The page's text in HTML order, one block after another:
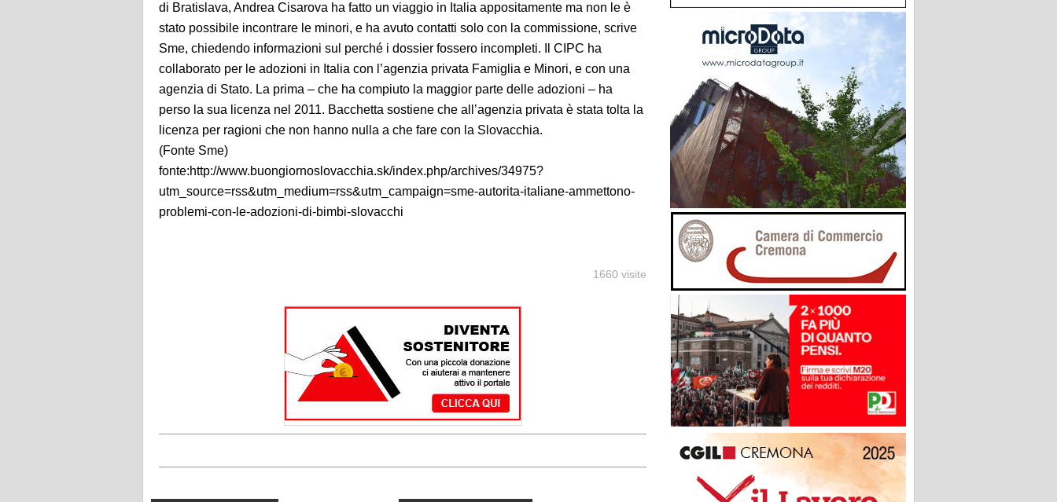
di Bratislava, Andrea Cisarova ha fatto un viaggio in Italia appositamente ma non le è
stato possibile incontrare le minori, e ha avuto contatti solo con la commissione, scrive
Sme, chiedendo informazioni sul perché i dossier fossero incompleti. Il CIPC ha
collaborato per le adozioni in Italia con l’agenzia privata Famiglia e Minori, e con una
agenzia di Stato. La prima – che ha compiuto la maggior parte delle adozioni – ha
perso la sua licenza nel 2011. Bacchetta sostiene che all’agenzia privata è stata tolta la
licenza per ragioni che non hanno nulla a che fare con la Slovacchia.
(Fonte Sme)
fonte:http://www.buongiornoslovacchia.sk/index.php/archives/34975?
utm_source=rss&utm_medium=rss&utm_campaign=sme-autorita-italiane-ammettono-
problemi-con-le-adozioni-di-bimbi-slovacchi
1660 visite